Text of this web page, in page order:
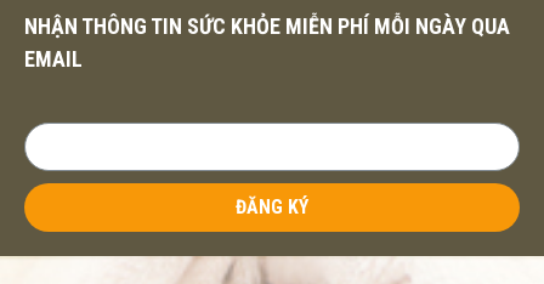
NHẬN THÔNG TIN SỨC KHỎE MIỄN PHÍ MỖI NGÀY QUA
EMAIL
ĐĂNG KÝ